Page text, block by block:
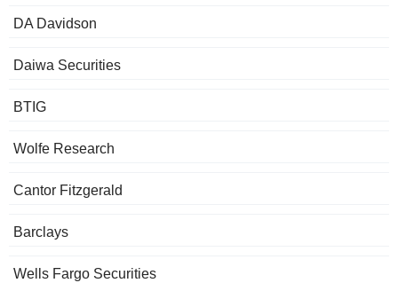
DA Davidson
Daiwa Securities
BTIG
Wolfe Research
Cantor Fitzgerald
Barclays
Wells Fargo Securities